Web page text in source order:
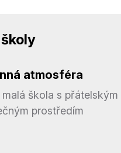
atmosféra
malá škola s přátelským
prostředím